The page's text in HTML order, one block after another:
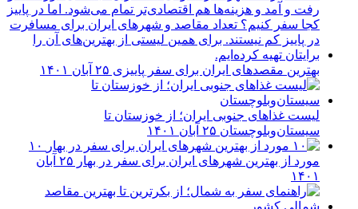
بهترین مقصدهای ایران برای سفر پاییزی ۲۵ آبان ۱۴۰۱
لیست غذاهای جنوبی ایران؛ از خوزستان تا
سیستان‌وبلوچستان ۲۵ آبان ۱۴۰۱
۱۰
مورد از بهترین شهرهای ایران برای سفر در بهار
۲۵ آبان
۱۴۰۱